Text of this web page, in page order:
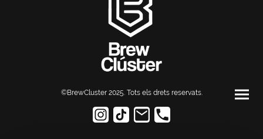
©BrewCluster 2025. Tots els drets reservats.